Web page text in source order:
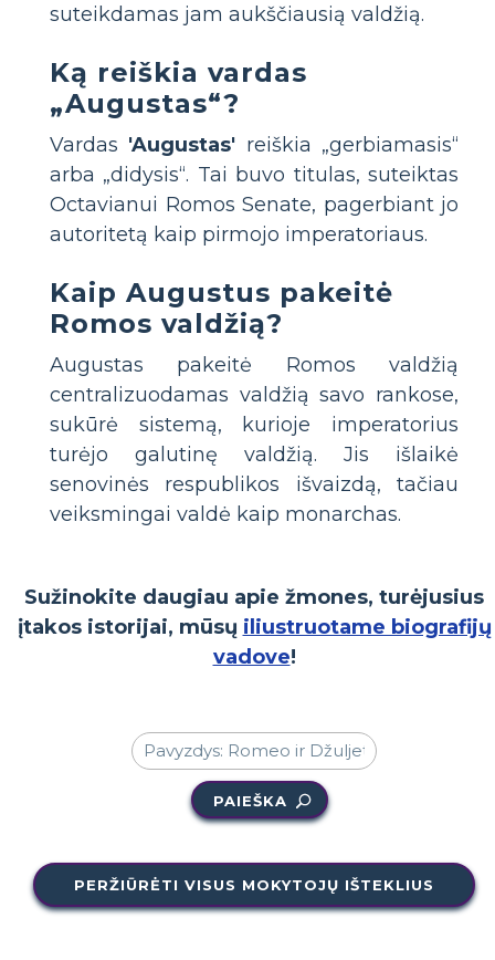
suteikdamas jam aukščiausią valdžią.
Ką reiškia vardas
„Augustas“?
Vardas 'Augustas' reiškia „gerbiamasis“
arba „didysis“. Tai buvo titulas, suteiktas
Octavianui Romos Senate, pagerbiant jo
autoritetą kaip pirmojo imperatoriaus.
Kaip Augustus pakeitė
Romos valdžią?
Augustas pakeitė Romos valdžią
centralizuodamas valdžią savo rankose,
sukūrė sistemą, kurioje imperatorius
turėjo galutinę valdžią. Jis išlaikė
senovinės respublikos išvaizdą, tačiau
veiksmingai valdė kaip monarchas.
Sužinokite daugiau apie žmones, turėjusius
įtakos istorijai, mūsų iliustruotame biografijų
vadove!
PAIEŠKA
PERŽIŪRĖTI VISUS MOKYTOJŲ IŠTEKLIUS